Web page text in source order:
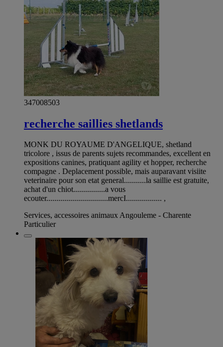
347008503
recherche saillies shetlands
MONK DU ROYAUME D'ANGELIQUE, shetland
tricolore , issus de parents sujets recommandes, excellent en
expositions canines, pratiquant agility et hopper, recherche
compagne . Deplacement possible, mais auparavant visiite
veterinaire pour son etat general...........la saillie est gratuite,
achat d'un chiot................a vous
ecouter...............................mercI.................. ,
Services, accessoires animaux Angouleme - Charente
Particulier